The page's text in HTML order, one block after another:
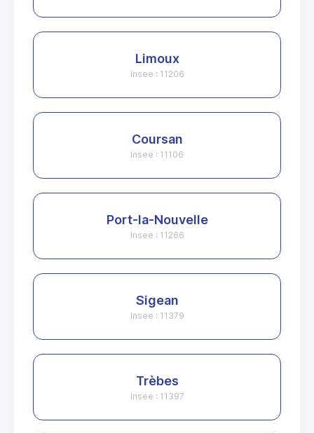
Limoux
Insee : 11206
Coursan
Insee : 11106
Port-la-Nouvelle
Insee : 11266
Sigean
Insee : 11379
Trèbes
Insee : 11397